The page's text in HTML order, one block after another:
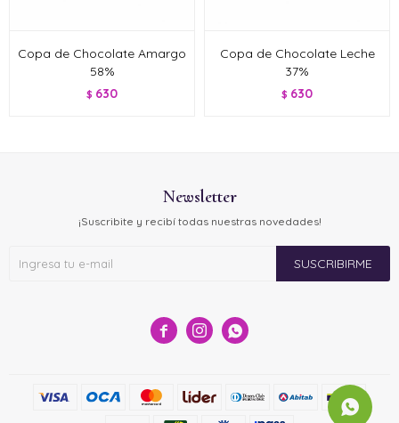
Copa de Chocolate Amargo
58%
$ 630
Copa de Chocolate Leche
37%
$ 630
  
Newsletter
¡Suscribite y recibí todas nuestras novedades!
SUSCRIBIRME